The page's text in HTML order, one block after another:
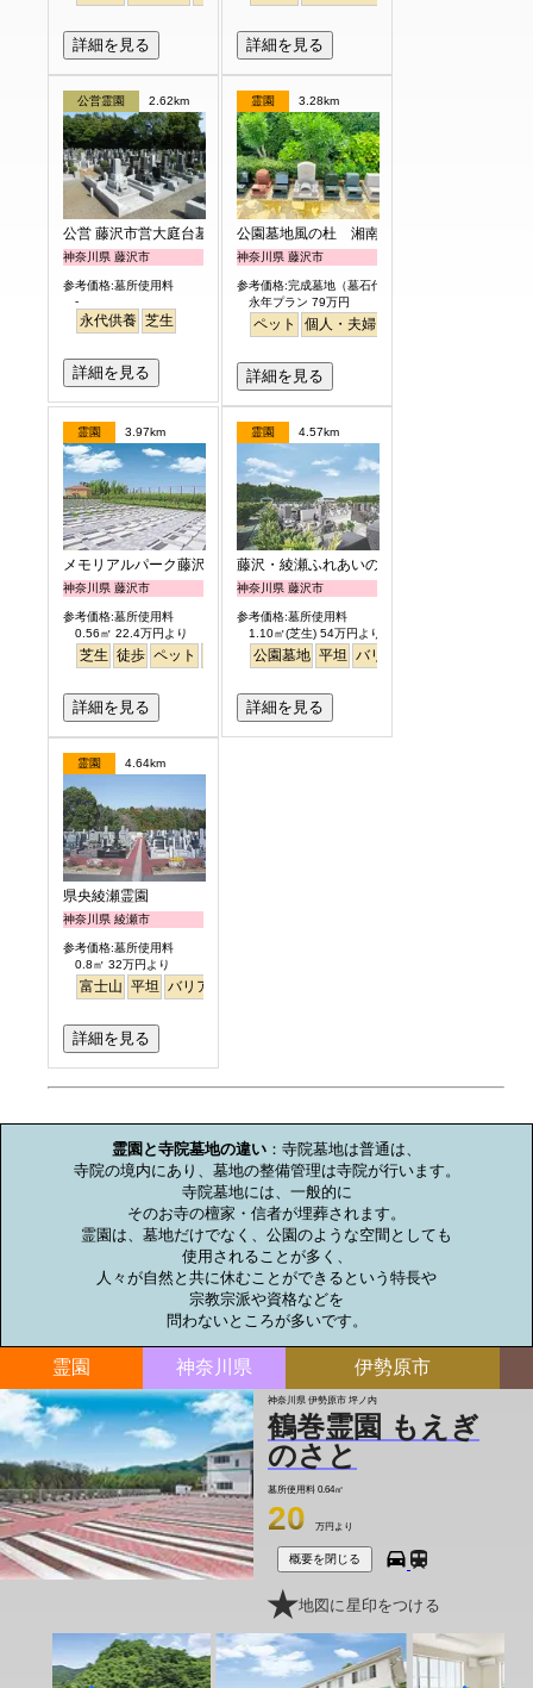
詳細を見る 詳細を見る
公営霊園 2.62km
公営 藤沢市営大庭台墓園
神奈川県 藤沢市
参考価格:墓所使用料
-
永代供養 芝生
詳細を見る
霊園 3.28km
公園墓地風の杜 湘南庭苑
神奈川県 藤沢市
参考価格:完成墓地（墓石代含）
永年プラン 79万円
ペット 個人・夫婦
詳細を見る
霊園 3.97km
メモリアルパーク藤沢
神奈川県 藤沢市
参考価格:墓所使用料
0.56㎡ 22.4万円より
芝生 徒歩 ペット 芝生
詳細を見る
霊園 4.57km
藤沢・綾瀬ふれあいの杜
神奈川県 藤沢市
参考価格:墓所使用料
1.10㎡(芝生) 54万円より
公園墓地 平坦 バリアフリー
詳細を見る
霊園 4.64km
県央綾瀬霊園
神奈川県 綾瀬市
参考価格:墓所使用料
0.8㎡ 32万円より
富士山 平坦 バリアフリー
詳細を見る
霊園と寺院墓地の違い ：寺院墓地は普通は、
寺院の境内にあり、墓地の整備管理は寺院が行います。
寺院墓地には、一般的に
そのお寺の檀家・信者が埋葬されます。
霊園は、墓地だけでなく、公園のような空間としても
使用されることが多く、
人々が自然と共に休むことができるという特長や
宗教宗派や資格などを
問わないところが多いです。
霊園 神奈川県 伊勢原市
神奈川県 伊勢原市 坪ノ内
鶴巻霊園 もえぎ
のさと
墓所使用料 0.64㎡
20 万円より
概要を閉じる
地図に星印をつける